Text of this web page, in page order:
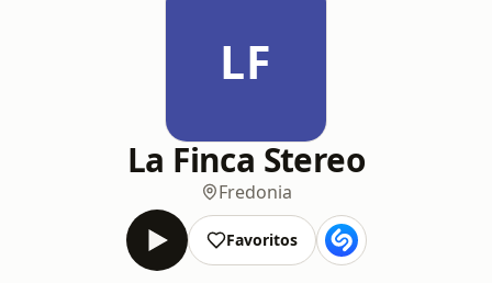
LF
La Finca Stereo
Fredonia
Favoritos